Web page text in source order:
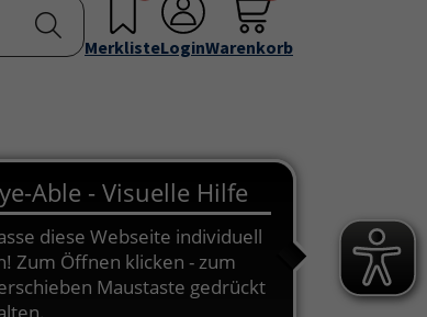
Submenu for "Außenstellen"
Service & Info Submenu for "Service & Info"
Über uns
MerklisteLoginWarenkorb